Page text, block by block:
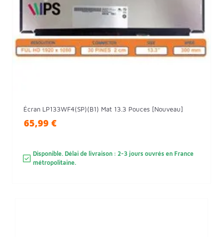
Écran LP133WF4(SP)(B1) Mat 13.3 Pouces [Nouveau]
65,99 €
Disponible. Délai de livraison : 2-3 jours ouvrés en France
métropolitaine.